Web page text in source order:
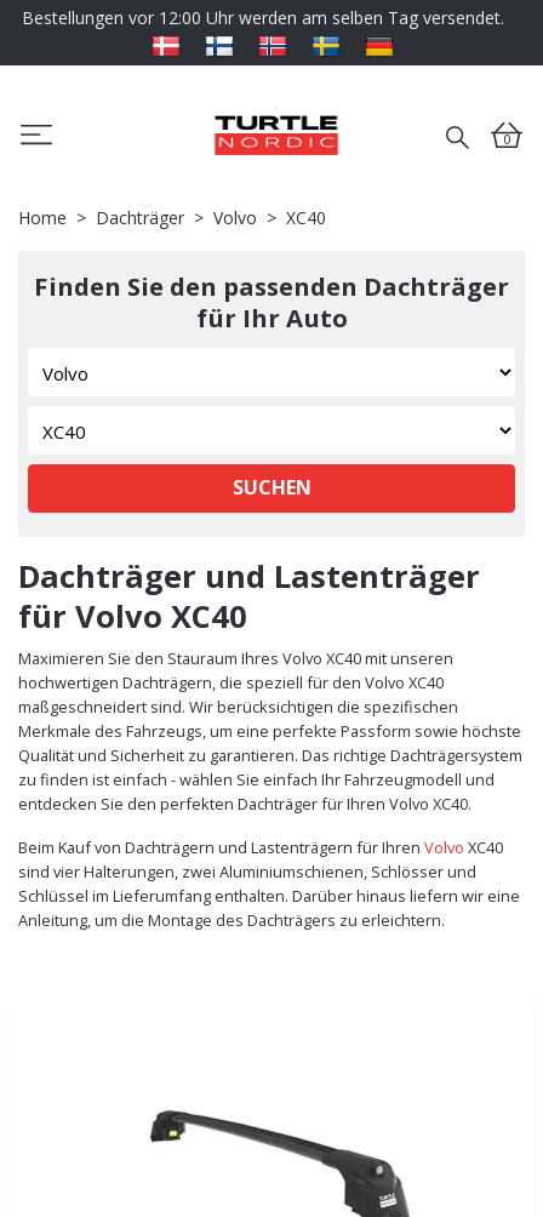
Bestellungen vor 12:00 Uhr werden am selben Tag versendet.
0
Home Dachträger Volvo XC40
Finden Sie den passenden Dachträger
für Ihr Auto
SUCHEN
Dachträger und Lastenträger
für Volvo XC40
Maximieren Sie den Stauraum Ihres Volvo XC40 mit unseren
hochwertigen Dachträgern, die speziell für den Volvo XC40
maßgeschneidert sind. Wir berücksichtigen die spezifischen
Merkmale des Fahrzeugs, um eine perfekte Passform sowie höchste
Qualität und Sicherheit zu garantieren. Das richtige Dachträgersystem
zu finden ist einfach - wählen Sie einfach Ihr Fahrzeugmodell und
entdecken Sie den perfekten Dachträger für Ihren Volvo XC40.
Beim Kauf von Dachträgern und Lastenträgern für Ihren Volvo XC40
sind vier Halterungen, zwei Aluminiumschienen, Schlösser und
Schlüssel im Lieferumfang enthalten. Darüber hinaus liefern wir eine
Anleitung, um die Montage des Dachträgers zu erleichtern.